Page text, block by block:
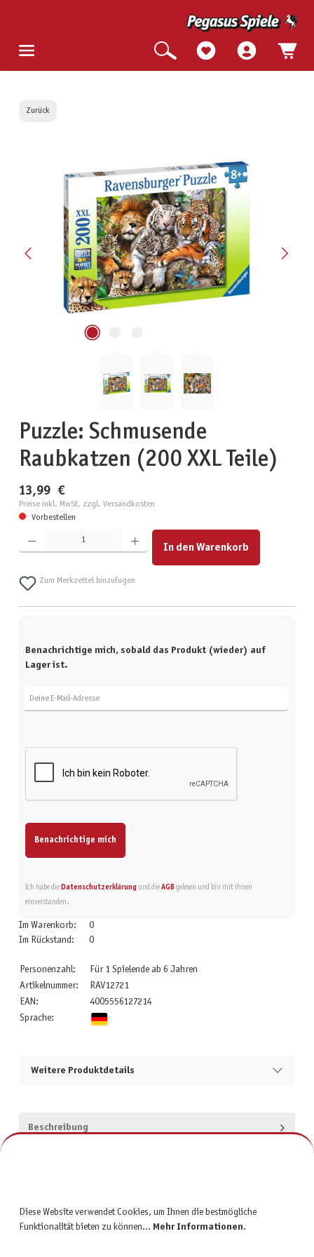
Zurück
Puzzle: Schmusende
Raubkatzen (200 XXL Teile)
13,99 €
Preise inkl. MwSt. zzgl. Versandkosten
Vorbestellen
Produkt Anzahl: Gib den gewünschten Wert ein oder benutze die Schaltflächen um die Anzahl zu
In den Warenkorb
Zum Merkzettel hinzufügen
Benachrichtige mich, sobald das Produkt (wieder) auf
Lager ist.
Benachrichtige mich
Ich habe die Datenschutzerklärungund die AGBgelesen und bin mit ihnen
einverstanden.
Im Warenkorb:
0
Im Rückstand:
0
Personenzahl:
Für 1 Spielende ab 6 Jahren
Artikelnummer:
RAV12721
EAN:
4005556127214
Sprache:
Weitere Produktdetails
Beschreibung
Diese Website verwendet Cookies, um Ihnen die bestmögliche
Funktionalität bieten zu können... Mehr Informationen.